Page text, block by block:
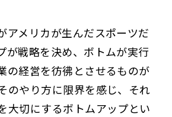
アメリカが生んだスポーツだ
が戦略を決め、ボトムが実行
の経営を彷彿とさせるものが
のやり方に限界を感じ、それ
大切にするボトムアップとい